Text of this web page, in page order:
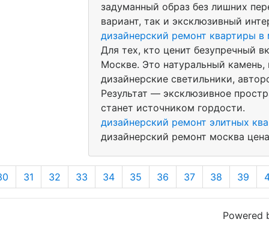
задуманный образ без лишних
вариант, так и эксклюзивный
дизайнерский ремонт квартиры в
Для тех, кто ценит безупречный
Москве. Это натуральный камень,
дизайнерские светильники,
Результат — эксклюзивное
станет источником гордости.
дизайнерский ремонт элитных
дизайнерский ремонт москва
31 32 33 34 35 36 37 38 39
Powered